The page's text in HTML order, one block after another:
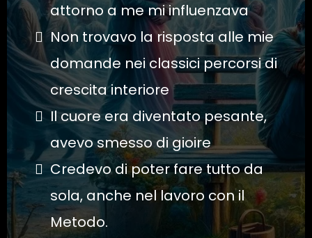
attorno a me mi influenzava
Non trovavo la risposta alle mie
domande nei classici percorsi di
crescita interiore
Il cuore era diventato pesante,
avevo smesso di gioire
Credevo di poter fare tutto da
sola, anche nel lavoro con il
Metodo.